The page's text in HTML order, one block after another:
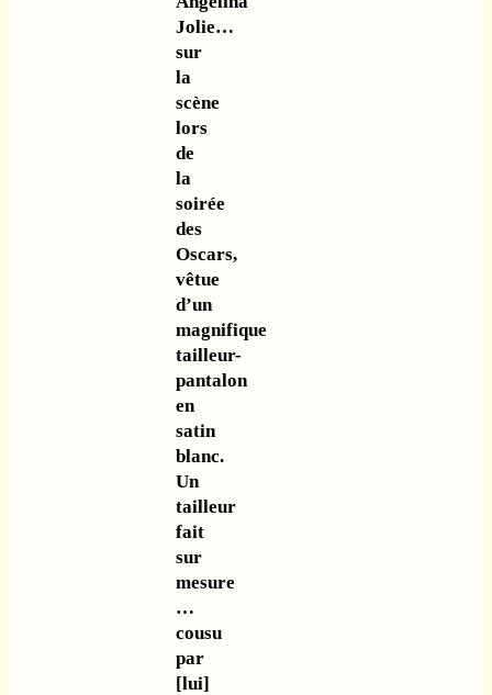
Jolie…
sur
la
scène
lors
de
la
soirée
des
Oscars,
vêtue
d’un
magnifique
tailleur-
pantalon
en
satin
blanc.
Un
tailleur
fait
sur
mesure
…
cousu
par
[lui]